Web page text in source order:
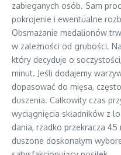
zabieganych osób. Sam
pokrojenie i ewentualne
Obsmażanie medalionów
w zależności od grubości.
który decyduje o
minut. Jeśli dodajemy
dopasować do mięsa,
duszenia. Całkowity czas
wyciągnięcia składników z
dania, rzadko przekracza
duszone doskonałym